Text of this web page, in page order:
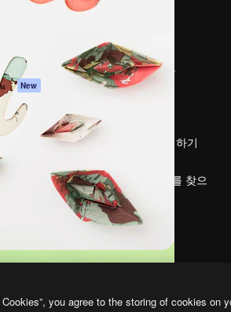
개인정보 보호 정책
본 New
키 정책
Trust Center
제휴 파트너
지니스
채용 정보
검색 트렌드
블로그
콘텐츠 판매하기
magnific.ai를 찾으
시나요?
you agree to the storing of cookies on